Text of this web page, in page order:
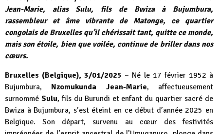
Jean-Marie, alias Sulu, fils de Bwiza à Bujumbura,
rassembleur et âme vibrante de Matonge, ce quartier
congolais de Bruxelles qu’il chérissait tant, quitte ce monde,
mais son étoile, bien que voilée, continue de briller dans nos
cœurs.
Bruxelles (Belgique), 3/01/2025 – Né le 17 février 1952 à
Bujumbura, Nzomukunda Jean-Marie, affectueusement
surnommé Sulu, fils du Burundi et enfant du quartier sacré de
Bwiza à Bujumbura, s’est éteint en ce début d’année 2025 en
Belgique. Son départ, survenu au cœur des festivités